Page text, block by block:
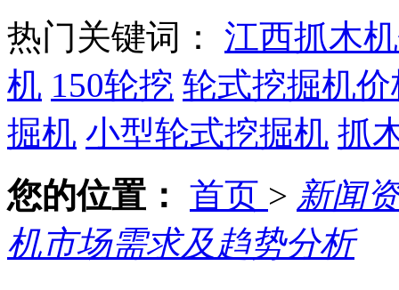
热门关键词： 江西抓木
机 150轮挖 轮式挖掘机
掘机 小型轮式挖掘机 抓
您的位置： 首页 > 新闻
机市场需求及趋势分析